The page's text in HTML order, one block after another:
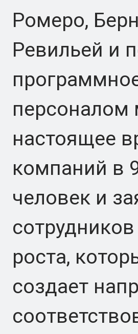
Ромеро,
Ревильей и
настоящее
компаний в
человек и
роста,
создает